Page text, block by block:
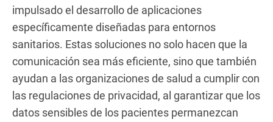
impulsado el desarrollo de aplicaciones
específicamente diseñadas para entornos
sanitarios. Estas soluciones no solo hacen que la
comunicación sea más eficiente, sino que también
ayudan a las organizaciones de salud a cumplir con
las regulaciones de privacidad, al garantizar que los
datos sensibles de los pacientes permanezcan